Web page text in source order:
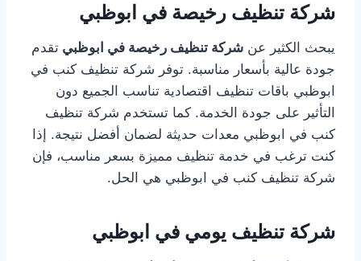
شركة تنظيف رخيصة في ابوظبي
يبحث الكثير عن شركة تنظيف رخيصة في ابوظبي تقدم
جودة عالية بأسعار مناسبة. توفر شركة تنظيف كنب في
ابوظبي باقات تنظيف اقتصادية تناسب الجميع دون
التأثير على جودة الخدمة. كما تستخدم شركة تنظيف
كنب في ابوظبي معدات حديثة لضمان أفضل نتيجة. إذا
كنت ترغب في خدمة تنظيف مميزة بسعر مناسب، فإن
شركة تنظيف كنب في ابوظبي هي الحل.
شركة تنظيف يومي في ابوظبي